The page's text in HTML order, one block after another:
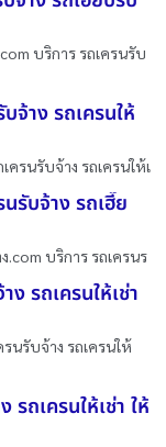
บริการ รถเครนรับ
จ้าง รถเครนให้
ครนรับจ้าง รถเครนให้เ
รับจ้าง รถเฮี๊ย
.com บริการ รถเครนร
ง รถเครนให้เช่า
นรับจ้าง รถเครนให้
ถเครนให้เช่า ให้